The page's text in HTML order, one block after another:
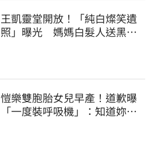
王凱靈堂開放！「純白燦笑遺
照」曝光 媽媽白髮人送黑髮
愷樂雙胞胎女兒早產！道歉曝
「一度裝呼吸機」：知道妳們